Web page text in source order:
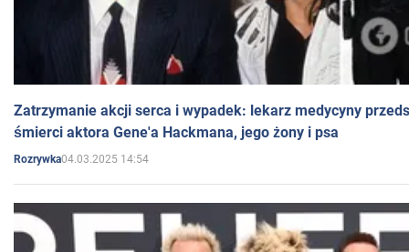
Zatrzymanie akcji serca i wypadek: lekarz medycyny
śmierci aktora Gene'a Hackmana, jego żony i psa
Rozrywka04.03.2025 14:54